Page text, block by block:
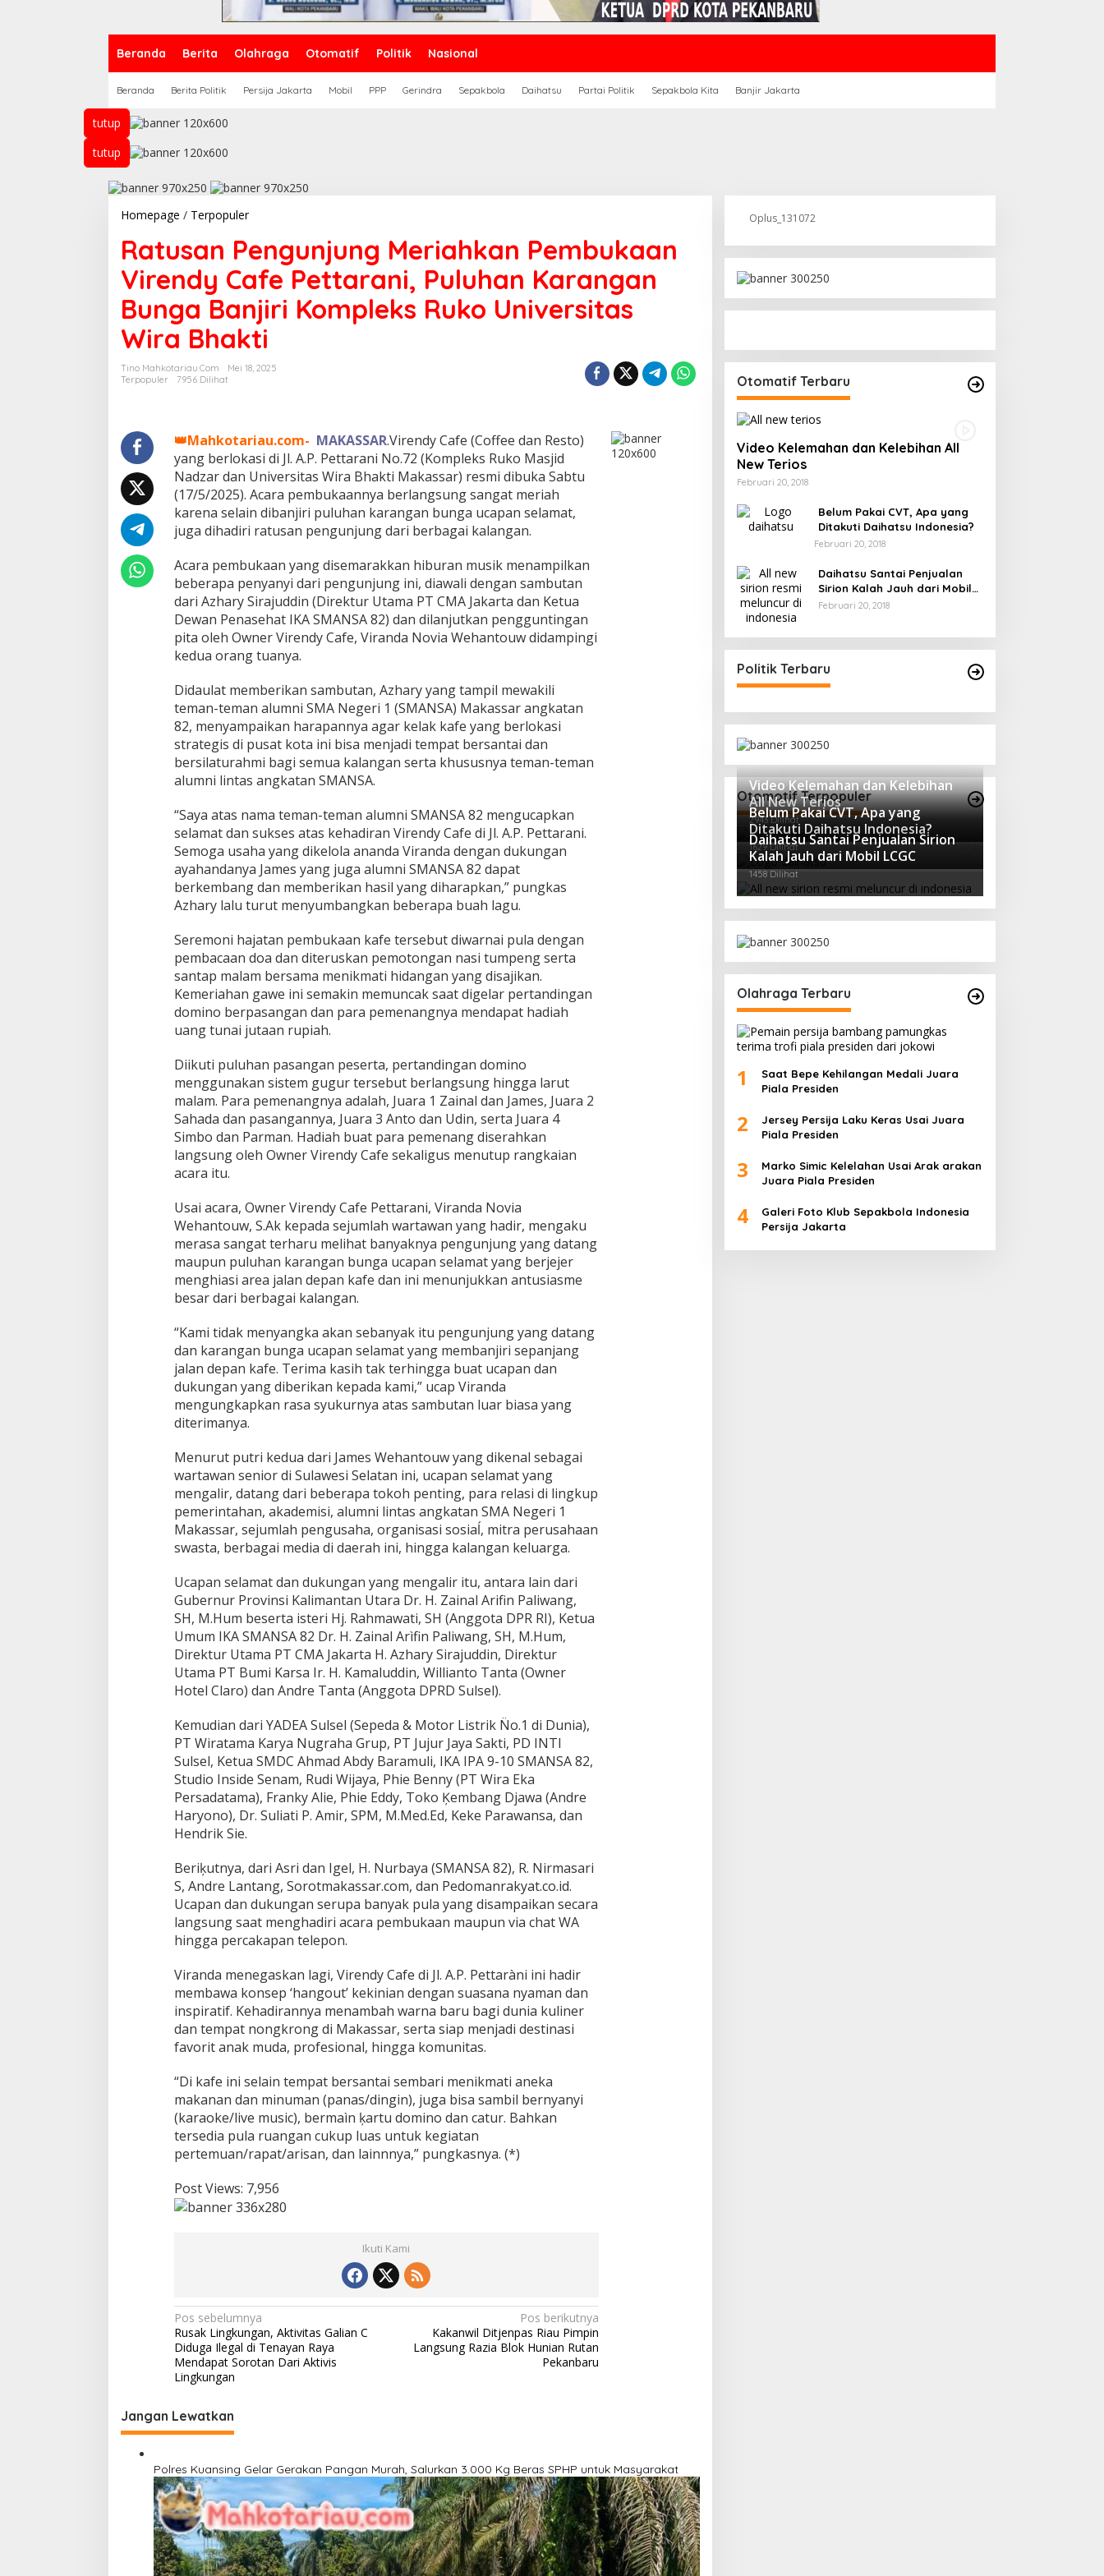
Beranda Berita Olahraga Otomatif Politik Nasional
Beranda Berita Politik Persija Jakarta Mobil PPP Gerindra Sepakbola Daihatsu Partai Politik Sepakbola Kita Banjir Jakarta
tutup
tutup
Homepage / TerpopulerR
t
u
s
a
n
P
e
n
g
u
n
M
e
r
i
a
h
a
n
P
e
m
b
u
a
a
n
V
i
r
e
y
C
a
f
P
e
t
a
a
n
i
,
u
h
a
n
K
a
n
a
n
B
u
n
B
a
n
j
r
o
m
p
l
e
k
s
k
o
U
n
i
v
e
r
i
t
a
s
W
i
r
a
k
t
Ratusan Pengunjung Meriahkan Pembukaan
Virendy Cafe Pettarani, Puluhan Karangan
Bunga Banjiri Kompleks Ruko Universitas
Wira Bhakti
Tino Mahkotariau.com
Mei 18, 2025
Terpopuler
7956 Dilihat
👑Mahkotariau.com- MAKASSAR.Virendy Cafe (Coffee dan Resto)
yang berlokasi di Jl. A.P. Pettarani No.72 (Kompleks Ruko Masjid
Nadzar dan Universitas Wira Bhakti Makassar) resmi dibuka Sabtu
(17/5/2025). Acara pembukaannya berlangsung sangat meriah
karena selain dibanjiri puluhan karangan bunga ucapan selamat,
juga dihadiri ratusan pengunjung dari berbagai kalangan.
Acara pembukaan yang disemarakkan hiburan musik menampilkan
beberapa penyanyi dari pengunjung ini, diawali dengan sambutan
dari Azhary Sirajuddin (Direktur Utama PT CMA Jakarta dan Ketua
Dewan Penasehat IKA SMANSA 82) dan dilanjutkan pengguntingan
pita oleh Owner Virendy Cafe, Viranda Novia Wehantouw didampingi
kedua orang tuanya.
Didaulat memberikan sambutan, Azhary yang tampil mewakili
teman-teman alumni SMA Negeri 1 (SMANSA) Makassar angkatan
82, menyampaikan harapannya agar kelak kafe yang berlokasi
strategis di pusat kota ini bisa menjadi tempat bersantai dan
bersilaturahmi bagi semua kalangan serta khususnya teman-teman
alumni lintas angkatan SMANSA.
“Saya atas nama teman-teman alumni SMANSA 82 mengucapkan
selamat dan sukses atas kehadiran Virendy Cafe di Jl. A.P. Pettarani.
Semoga usaha yang dikelola ananda Viranda dengan dukungan
ayahandanya James yang juga alumni SMANSA 82 dapat
berkembang dan memberikan hasil yang diharapkan,” pungkas
Azhary lalu turut menyumbangkan beberapa buah lagu.
Seremoni hajatan pembukaan kafe tersebut diwarnai pula dengan
pembacaan doa dan diteruskan pemotongan nasi tumpeng serta
santap malam bersama menikmati hidangan yang disajikan.
Kemeriahan gawe ini semakin memuncak saat digelar pertandingan
domino berpasangan dan para pemenangnya mendapat hadiah
uang tunai jutaan rupiah.
Diikuti puluhan pasangan peserta, pertandingan domino
menggunakan sistem gugur tersebut berlangsung hingga larut
malam. Para pemenangnya adalah, Juara 1 Zainal dan James, Juara 2
Sahada dan pasangannya, Juara 3 Anto dan Udin, serta Juara 4
Simbo dan Parman. Hadiah buat para pemenang diserahkan
langsung oleh Owner Virendy Cafe sekaligus menutup rangkaian
acara itu.
Usai acara, Owner Virendy Cafe Pettarani, Viranda Novia
Wehantouw, S.Ak kepada sejumlah wartawan yang hadir, mengaku
merasa sangat terharu melihat banyaknya pengunjung yang datang
maupun puluhan karangan bunga ucapan selamat yang berjejer
menghiasi area jalan depan kafe dan ini menunjukkan antusiasme
besar dari berbagai kalangan.
“Kami tidak menyangka akan sebanyak itu pengunjung yang datang
dan karangan bunga ucapan selamat yang membanjiri sepanjang
jalan depan kafe. Terima kasih tak terhingga buat ucapan dan
dukungan yang diberikan kepada kami,” ucap Viranda
mengungkapkan rasa syukurnya atas sambutan luar biasa yang
diterimanya.
Menurut putri kedua dari James Wehantouw yang dikenal sebagai
wartawan senior di Sulawesi Selatan ini, ucapan selamat yang
mengalir, datang dari beberapa tokoh penting, para relasi di lingkup
pemerintahan, akademisi, alumni lintas angkatan SMA Negeri 1
Makassar, sejumlah pengusaha, organisasi sosiaĺ, mitra perusahaan
swasta, berbagai media di daerah ini, hingga kalangan keluarga.
Ucapan selamat dan dukungan yang mengalir itu, antara lain dari
Gubernur Provinsi Kalimantan Utara Dr. H. Zainal Arifin Paliwang,
SH, M.Hum beserta isteri Hj. Rahmawati, SH (Anggota DPR RI), Ketua
Umum IKA SMANSA 82 Dr. H. Zainal Arìfin Paliwang, SH, M.Hum,
Direktur Utama PT CMA Jakarta H. Azhary Sirajuddin, Direktur
Utama PT Bumi Karsa Ir. H. Kamaluddin, Willianto Tanta (Owner
Hotel Claro) dan Andre Tanta (Anggota DPRD Sulsel).
Kemudian dari YADEA Sulsel (Sepeda & Motor Listrik N̈o.1 di Dunia),
PT Wiratama Karya Nugraha Grup, PT Jujur Jaya Sakti, PD INTI
Sulsel, Ketua SMDC Ahmad Abdy Baramuli, IKA IPA 9-10 SMANSA 82,
Studio Inside Senam, Rudi Wijaya, Phie Benny (PT Wira Eka
Persadatama), Franky Alie, Phie Eddy, Toko Ķembang Djawa (Andre
Haryono), Dr. Suliati P. Amir, SPM, M.Med.Ed, Keke Parawansa, dan
Hendrik Sie.
Beriķutnya, dari Asri dan Igel, H. Nurbaya (SMANSA 82), R. Nirmasari
S, Andre Lantang, Sorotmakassar.com, dan Pedomanrakyat.co.id.
Ucapan dan dukungan serupa banyak pula yang disampaikan secara
langsung saat menghadiri acara pembukaan maupun via chat WA
hingga percakapan telepon.
Viranda menegaskan lagi, Virendy Cafe di Jl. A.P. Pettaràni ini hadir
membawa konsep ‘hangout’ kekinian dengan suasana nyaman dan
inspiratif. Kehadirannya menambah warna baru bagi dunia kuliner
dan tempat nongkrong di Makassar, serta siap menjadi destinasi
favorit anak muda, profesional, hingga komunitas.
“Di kafe ini selain tempat bersantai sembari menikmati aneka
makanan dan minuman (panas/dingin), juga bisa sambil bernyanyi
(karaoke/live music), bermaìn ķartu domino dan catur. Bahkan
tersedia pula ruangan cukup luas untuk kegiatan
pertemuan/rapat/arisan, dan lainnnya,” pungkasnya. (*)
Post Views: 7,956
Ikuti Kami
N
a
v
g
a
i
p
o
s
Pos sebelumnya
Rusak Lingkungan, Aktivitas Galian C
Diduga Ilegal di Tenayan Raya
Mendapat Sorotan Dari Aktivis
Lingkungan
Pos berikutnya
Kakanwil Ditjenpas Riau Pimpin
Langsung Razia Blok Hunian Rutan
Pekanbaru
Jangan Lewatkan
Polres Kuansing Gelar Gerakan Pangan Murah, Salurkan 3.000 Kg Beras SPHP untuk Masyarakat
Oplus_131072
Otomatif Terbaru
Video Kelemahan dan Kelebihan All
New Terios
Februari 20, 2018
Belum Pakai CVT, Apa yang
Ditakuti Daihatsu Indonesia?
Februari 20, 2018
Daihatsu Santai Penjualan
Sirion Kalah Jauh dari Mobil
LCGC
Februari 20, 2018
Politik Terbaru
Otomotif Terpopuler
Video Kelemahan dan Kelebihan
All New Terios
2943 Dilihat
Belum Pakai CVT, Apa yang
Ditakuti Daihatsu Indonesia?
1629 Dilihat
Daihatsu Santai Penjualan Sirion
Kalah Jauh dari Mobil LCGC
1458 Dilihat
Olahraga Terbaru
1
Saat Bepe Kehilangan Medali Juara
Piala Presiden
2
Jersey Persija Laku Keras Usai Juara
Piala Presiden
3
Marko Simic Kelelahan Usai Arak arakan
Juara Piala Presiden
4
Galeri Foto Klub Sepakbola Indonesia
Persija Jakarta